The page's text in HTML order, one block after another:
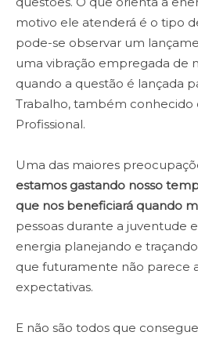
motivo ele atenderá é o tipo
pode-se observar um
uma vibração empregada de
quando a questão é lançada
Trabalho, também conhecido
Profissional.
Uma das maiores
estamos gastando nosso
que nos beneficiará quando
pessoas durante a juventude
energia planejando e
que futuramente não parece
expectativas.
E não são todos que